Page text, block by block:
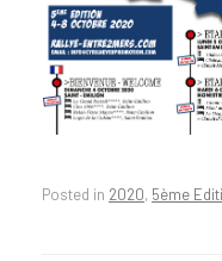
Posted in 2020, 5ème